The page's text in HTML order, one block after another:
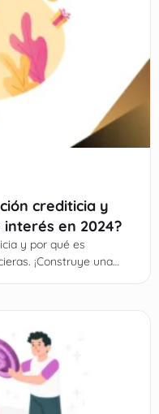
crediticia y
en 2024?
y por qué es
¡Construye una